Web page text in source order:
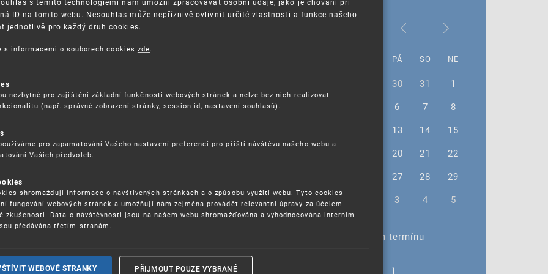
služeb - 5.8.2026
jinak (aneb když se značky hádají
17. 9. 2026
tržištích nacházejících se mimo
porušování IPR
a vymáhání IPR ve třetích zemích
PÁ SO NE
30 31
1
6 7
8
13 14
15
20 21
22
27 28
29
30
31 1 3 4 5
Žádné akce ve vybraném termínu
ID na tomto webu. Nesouhlas může nepříznivě ovlivnit určité vlastnosti a funkce našeho
jednotlivě pro každý druh cookies.
s informacemi o souborech cookies zde
nezbytné pro zajištění základní funkčnosti webových stránek a nelze bez nich realizovat
(např. správné zobrazení stránky, session id, nastavení souhlasů).
pro zapamatování Vašeho nastavení preferencí pro příští návštěvu našeho webu a
Vašich předvoleb.
shromažďují informace o navštívených stránkách a o způsobu využití webu. Tyto cookies
fungování webových stránek a umožňují nám zejména provádět relevantní úpravy za účelem
zkušenosti. Data o návštěvnosti jsou na našem webu shromažďována a vyhodnocována interním
předávána třetím stranám.
WEBOVÉ STRANKY PŘIJMOUT POUZE VYBRANÉ